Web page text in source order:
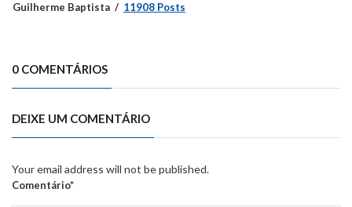
Guilherme Baptista 11908 Posts
0 COMENTÁRIOS
DEIXE UM COMENTÁRIO
Your email address will not be published.
Comentário*